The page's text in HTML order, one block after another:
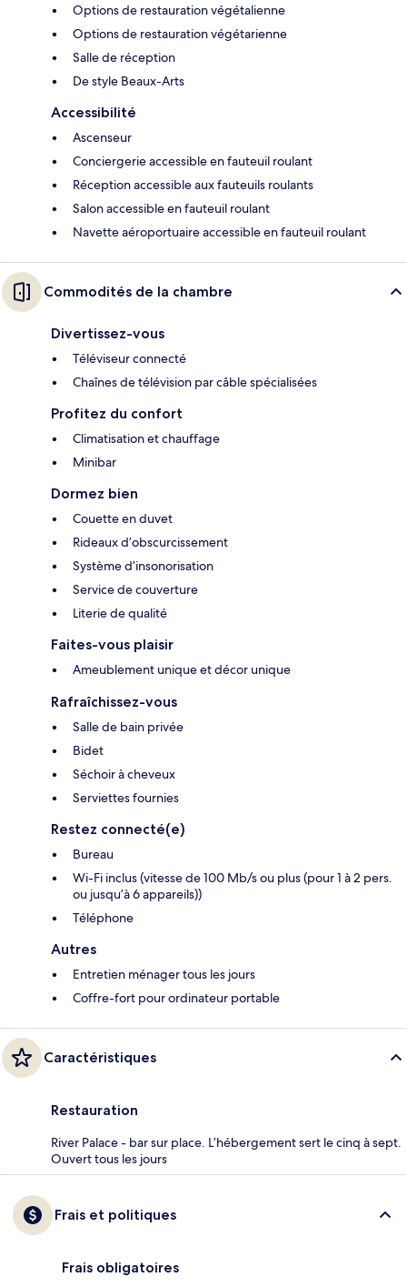
Options de restauration végétalienne
Options de restauration végétarienne
Salle de réception
De style Beaux-Arts
Accessibilité
Ascenseur
Conciergerie accessible en fauteuil roulant
Réception accessible aux fauteuils roulants
Salon accessible en fauteuil roulant
Navette aéroportuaire accessible en fauteuil roulant
Commodités de la chambre
Divertissez-vous
Téléviseur connecté
Chaînes de télévision par câble spécialisées
Profitez du confort
Climatisation et chauffage
Minibar
Dormez bien
Couette en duvet
Rideaux d’obscurcissement
Système d’insonorisation
Service de couverture
Literie de qualité
Faites-vous plaisir
Ameublement unique et décor unique
Rafraîchissez-vous
Salle de bain privée
Bidet
Séchoir à cheveux
Serviettes fournies
Restez connecté(e)
Bureau
Wi-Fi inclus (vitesse de 100 Mb/s ou plus (pour 1 à 2 pers.
ou jusqu’à 6 appareils))
Téléphone
Autres
Entretien ménager tous les jours
Coffre-fort pour ordinateur portable
Caractéristiques
Restauration
River Palace - bar sur place. L’hébergement sert le cinq à sept.
Ouvert tous les jours
Frais et politiques
Frais obligatoires